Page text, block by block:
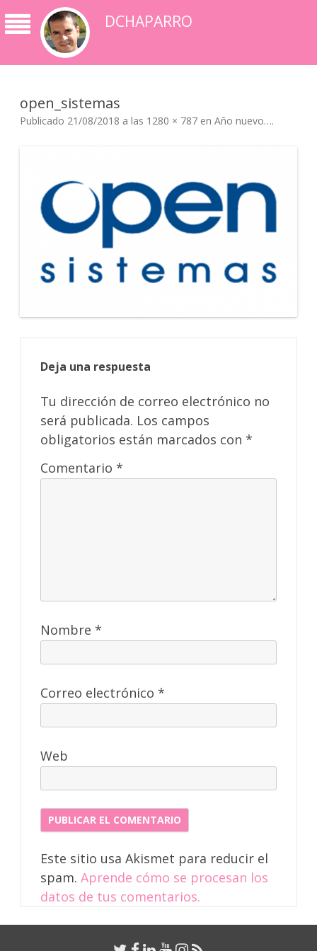
DCHAPARRO
open_sistemas
Publicado 21/08/2018 a las 1280 × 787 en Año nuevo….
Deja una respuesta
Tu dirección de correo electrónico no
será publicada. Los campos
obligatorios están marcados con *
Comentario *
Nombre *
Correo electrónico *
Web
Este sitio usa Akismet para reducir el
spam. Aprende cómo se procesan los
datos de tus comentarios.